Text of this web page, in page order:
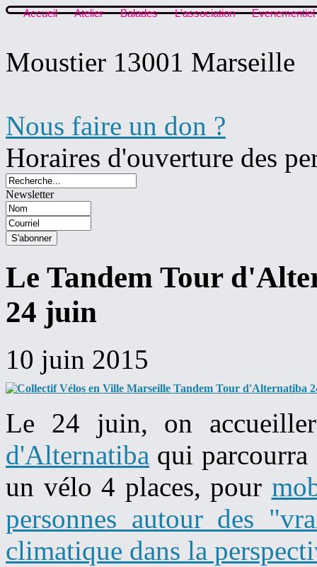
Accueil Atelier Balades L'association Evenementiel
Moustier 13001 Marseille
Nous faire un don ?
Horaires d'ouverture des
Newsletter
Le Tandem Tour
24 juin
10 juin 2015
Le 24 juin, on
d'Alternatiba qui parcourra
un vélo 4 places, pour
personnes autour des
climatique dans la